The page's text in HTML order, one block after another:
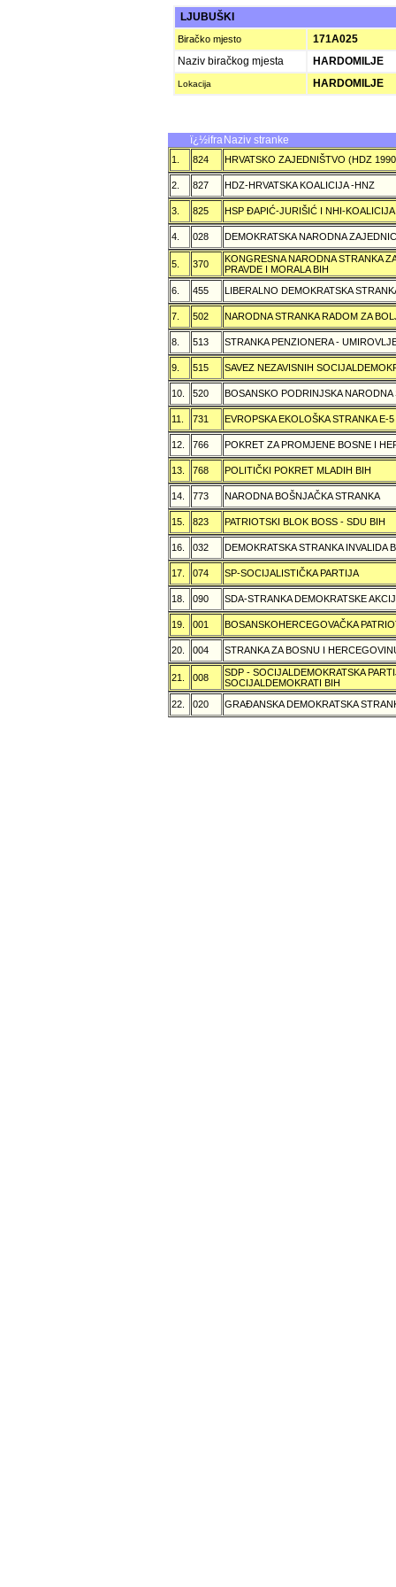
LJUBUŠKI
Biračko mjesto
171A025
Naziv biračkog mjesta
HARDOMILJE
Lokacija HARDOMILJE
ï¿½ifra Naziv stranke
1. 824 HRVATSKO ZAJEDNIŠTVO (HDZ
2. 827 HDZ-HRVATSKA KOALICIJA -HNZ
3. 825 HSP ÐAPIĆ-JURIŠIĆ I NHI-
4. 028 DEMOKRATSKA NARODNA
5. 370
KONGRESNA NARODNA STRANKA
PRAVDE I MORALA BIH
6.
455 LIBERALNO DEMOKRATSKA
7. 502 NARODNA STRANKA RADOM ZA
8. 513 STRANKA PENZIONERA -
9. 515 SAVEZ NEZAVISNIH
10. 520 BOSANSKO PODRINJSKA NARODNA
11. 731 EVROPSKA EKOLOŠKA STRANKA E-5
12. 766 POKRET ZA PROMJENE BOSNE I
13. 768 POLITIČKI POKRET MLADIH BIH
14. 773 NARODNA BOŠNJAČKA STRANKA
15. 823 PATRIOTSKI BLOK BOSS - SDU BIH
16. 032 DEMOKRATSKA STRANKA INVALIDA
17. 074 SP-SOCIJALISTIČKA PARTIJA
18. 090 SDA-STRANKA DEMOKRATSKE
19. 001 BOSANSKOHERCEGOVAČKA
20. 004 STRANKA ZA BOSNU I
21. 008
SDP - SOCIJALDEMOKRATSKA
SOCIJALDEMOKRATI BIH
22.
020 GRAÐANSKA DEMOKRATSKA